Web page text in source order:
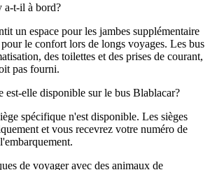
a-t-il à bord?
un espace pour les jambes supplémentaire
pour le confort lors de longs voyages. Les bus
des toilettes et des prises de courant,
pas fourni.
est-elle disponible sur le bus Blablacar?
spécifique n'est disponible. Les sièges
et vous recevrez votre numéro de
de voyager avec des animaux de